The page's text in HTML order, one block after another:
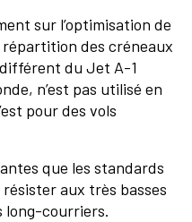
sur l’optimisation de
des créneaux
du Jet A-1
n’est pas utilisé en
pour des vols
que les standards
aux très basses
long-courriers.